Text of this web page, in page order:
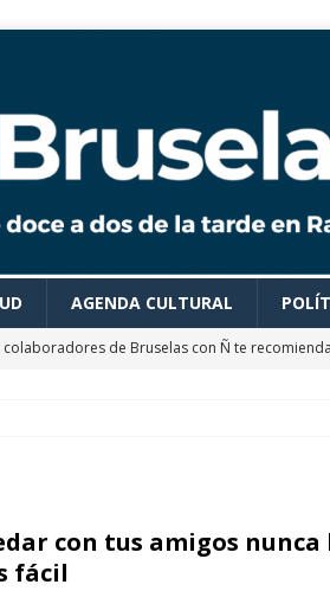
AGENDA CULTURAL
colaboradores de Bruselas con Ñ te
con tus amigos nunca
fácil